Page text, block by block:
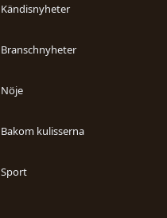
Kändisnyheter
Branschnyheter
Nöje
Bakom kulisserna
Sport